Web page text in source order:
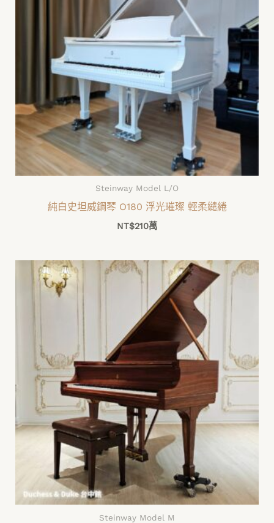
Steinway Model L/O
純白史坦威鋼琴 O180 浮光璀璨 輕柔繾綣
NT$210萬
Steinway Model M